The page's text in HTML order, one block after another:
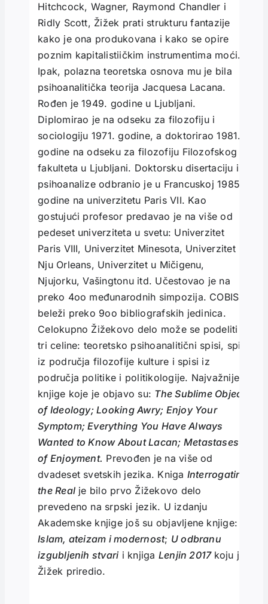
Hitchcock, Wagner, Raymond Chandler i
Ridly Scott, Žižek prati strukturu fantazije
kako je ona produkovana i kako se opire
poznim kapitalistiičkim instrumentima moći.
Ipak, polazna teoretska osnova mu je bila
psihoanalitička teorija Jacquesa Lacana.
Rođen je 1949. godine u Ljubljani.
Diplomirao je na odseku za filozofiju i
sociologiju 1971. godine, a doktorirao 1981.
godine na odseku za filozofiju Filozofskog
fakulteta u Ljubljani. Doktorsku disertaciju iz
psihoanalize odbranio je u Francuskoj 1985.
godine na univerzitetu Paris VII. Kao
gostujući profesor predavao je na više od
pedeset univerziteta u svetu: Univerzitet
Paris VIII, Univerzitet Minesota, Univerzitet
Nju Orleans, Univerzitet u Mičigenu,
Njujorku, Vašingtonu itd. Učestovao je na
preko 4oo međunarodnih simpozija. COBISS
beleži preko 9oo bibliografskih jedinica.
Celokupno Žižekovo delo može se podeliti u
tri celine: teoretsko psihoanalitični spisi, spisi
iz područja filozofije kulture i spisi iz
područja politike i politikologije. Najvažnije
knjige koje je objavo su: The Sublime Object
of Ideology; Looking Awry; Enjoy Your
Symptom; Everything You Have Always
Wanted to Know About Lacan; Metastases
of Enjoyment. Prevođen je na više od
dvadeset svetskih jezika. Kniga Interrogating
the Realje bilo prvo Žižekovo delo
prevedeno na srpski jezik. U izdanju
Akademske knjige još su objavljene knjige:
Islam, ateizam i modernost; U odbranu
izgubljenih stvarii knjiga Lenjin 2017 koju je
Žižek priredio.